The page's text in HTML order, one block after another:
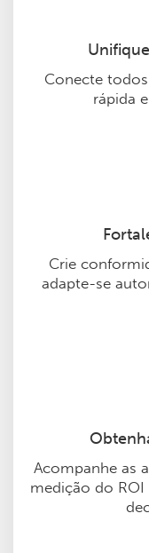
Conecte
rápida
Crie
adapte-se
Acompanhe as
medição do